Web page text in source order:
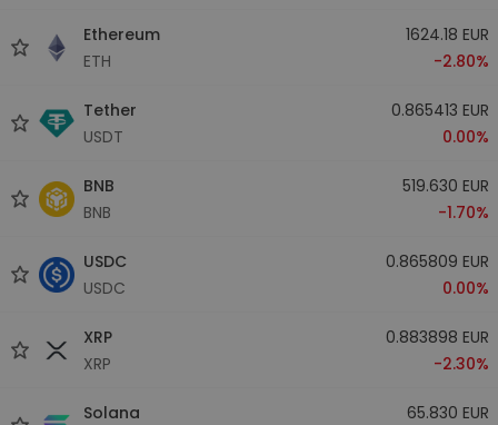
Ethereum
ETH
1624.18 EUR
-2.80%
Tether
USDT
0.865413 EUR
0.00%
BNB
BNB
519.630 EUR
-1.70%
USDC
USDC
0.865809 EUR
0.00%
XRP
XRP
0.883898 EUR
-2.30%
Solana
65.830 EUR